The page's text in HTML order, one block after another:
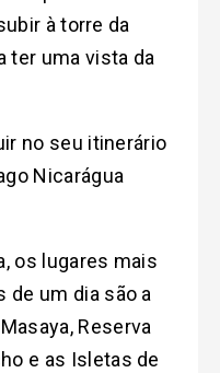
à torre da
ter uma vista da
no seu itinerário
Nicarágua
os lugares mais
de um dia são a
Reserva
e as Isletas de